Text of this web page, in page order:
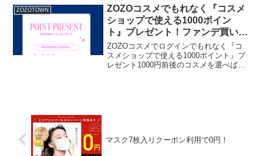
ます。実質無料じゃないですが、スーパ
ーやドラッグストアで買...
ZOZOTOWN
ZOZOコスメでもれなく『コスメ
ショップで使える1000ポイン
ト』プレゼント！ファンデ買いま
した！
ZOZOコスメでログインでもれなく『コ
スメショップで使える1000ポイント』プ
レゼント1000円前後のコスメを選べば送
マスク7枚入りクーポン利用で0円！